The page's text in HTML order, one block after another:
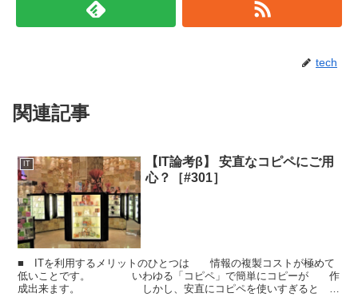
tech
関連記事
IT
【IT論考β】 安直なコピペにご用
心？［#301］
■ ITを利用するメリットのひとつは 情報の複製コストが極めて
低いことです。 いわゆる「コピペ」で簡単にコピーが 作
成出来ます。 しかし、安直にコピペを使いすぎると